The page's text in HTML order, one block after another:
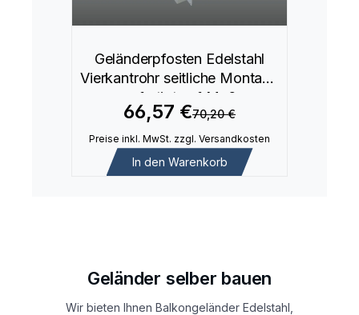
Geländerpfosten Edelstahl
Vierkantrohr seitliche Montage
gefertigt auf Maß
66,57 €70,20 €
Preise inkl. MwSt. zzgl. Versandkosten
In den Warenkorb
Geländer selber bauen
Wir bieten Ihnen Balkongeländer Edelstahl,